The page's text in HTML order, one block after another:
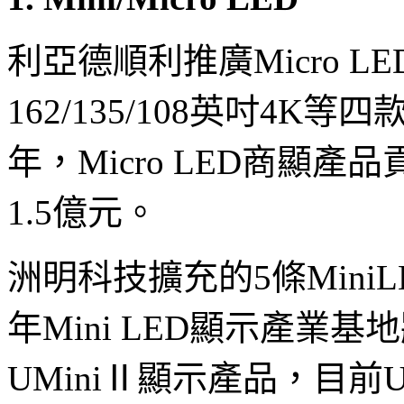
利亞德順利推廣Micro
162/135/108英吋4K等四
年，Micro LED商顯產品
1.5億元。
洲明科技擴充的5條
年Mini LED顯示產業基
UMiniⅡ顯示產品，目前